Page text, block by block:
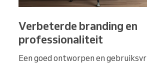
Verbeterde branding en
professionaliteit
Een goed ontworpen en